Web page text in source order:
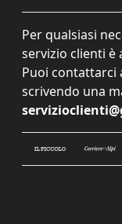
Per qualsiasi
servizio clienti è
Puoi contattarci
scrivendo una